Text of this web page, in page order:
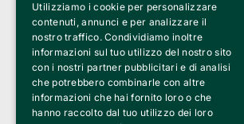
Clappit è un marchio di proprietà di:
Bemils Srl
a Socio Unico
Via Fosse Ardeatine, 4 -20092 Cinisello Balsamo (MI)
PI 05589050961
Iscr. C.C.I.A.A. Milano R.E.A. 1833471
© 2010-2025 Bemils Srl - Tutti i diritti riservati
Credits:
Utilizziamo i cookie per personalizzare
contenuti, annunci e per analizzare il
nostro traffico. Condividiamo inoltre
informazioni sul tuo utilizzo del nostro sito
con i nostri partner pubblicitari e di analisi
che potrebbero combinarle con altre
informazioni che hai fornito loro o che
hanno raccolto dal tuo utilizzo dei loro